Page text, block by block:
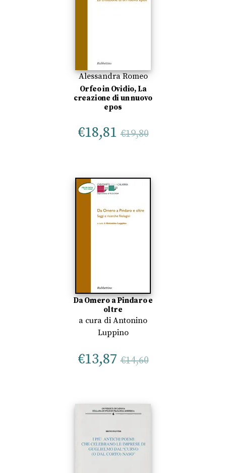
Alessandra Romeo
Orfeo in Ovidio, La
creazione di un nuovo
epos
€18,81 €19,80
Da Omero a Pindaro e
oltre
a cura di Antonino
Luppino
€13,87 €14,60